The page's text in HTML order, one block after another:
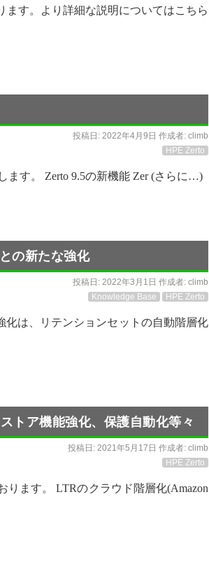
ます。より詳細な説明についてはこちら
投稿日: 2022年4月9日 作成者: climb
HPE Zerto
ます。 Zerto 9.5の新機能 Zer (さらに…)
の新たな強化
投稿日: 2022年3月1日 作成者: climb
Knowledge Base
HPE Zerto
化は、リテンションセットの自動階層化
トア機能強化、保護自動化等々
投稿日: 2021年5月17日 作成者: climb
HPE Zerto
ります。 LTRのクラウド階層化(Amazon